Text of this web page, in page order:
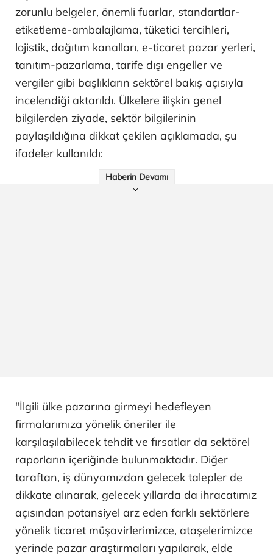
zorunlu belgeler, önemli fuarlar, standartlar-
etiketleme-ambalajlama, tüketici tercihleri,
lojistik, dağıtım kanalları, e-ticaret pazar yerleri,
tanıtım-pazarlama, tarife dışı engeller ve
vergiler gibi başlıkların sektörel bakış açısıyla
incelendiği aktarıldı. Ülkelere ilişkin genel
bilgilerden ziyade, sektör bilgilerinin
paylaşıldığına dikkat çekilen açıklamada, şu
ifadeler kullanıldı:
Haberin Devamı
"İlgili ülke pazarına girmeyi hedefleyen
firmalarımıza yönelik öneriler ile
karşılaşılabilecek tehdit ve fırsatlar da sektörel
raporların içeriğinde bulunmaktadır. Diğer
taraftan, iş dünyamızdan gelecek talepler de
dikkate alınarak, gelecek yıllarda da ihracatımız
açısından potansiyel arz eden farklı sektörlere
yönelik ticaret müşavirlerimizce, ataşelerimizce
yerinde pazar araştırmaları yapılarak, elde